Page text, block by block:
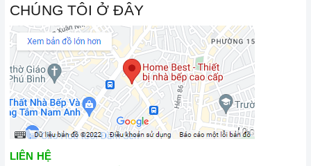
CHÚNG TÔI Ở ĐÂY
LIÊN HỆ